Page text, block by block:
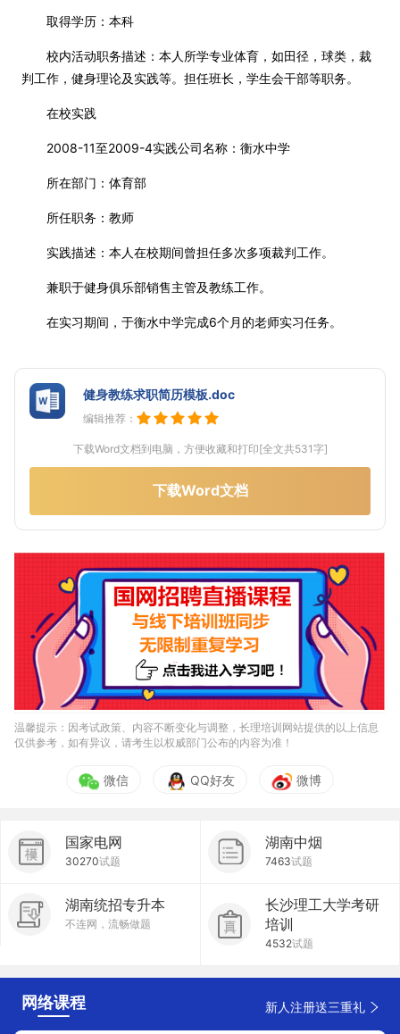
取得学历：本科
校内活动职务描述：本人所学专业体育，如田径，球类，裁
判工作，健身理论及实践等。担任班长，学生会干部等职务。
在校实践
2008-11至2009-4实践公司名称：衡水中学
所在部门：体育部
所任职务：教师
实践描述：本人在校期间曾担任多次多项裁判工作。
兼职于健身俱乐部销售主管及教练工作。
在实习期间，于衡水中学完成6个月的老师实习任务。
健身教练求职简历模板.doc
编辑推荐：
下载Word文档到电脑，方便收藏和打印[全文共531字]
下载Word文档
温馨提示：因考试政策、内容不断变化与调整，长理培训网站提供的以上信息
仅供参考，如有异议，请考生以权威部门公布的内容为准！
微信 QQ好友 微博
国家电网
30270试题
湖南中烟
7463试题
湖南统招专升本
不连网，流畅做题
长沙理工大学考研
培训
4532试题
网络课程 新人注册送三重礼